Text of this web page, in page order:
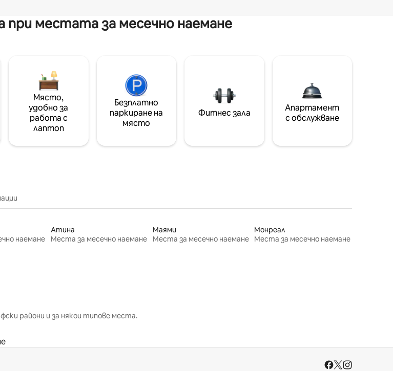
при местата за месечно наемане
Място,
удобно за
работа с
лаптоп
Безплатно
паркиране на
място
Фитнес зала
Апартамент
с обслужване
наемане
Атина
Места за месечно наемане
Маями
Места за месечно наемане
Монреал
Места за месечно наемане
райони и за някои типове места.